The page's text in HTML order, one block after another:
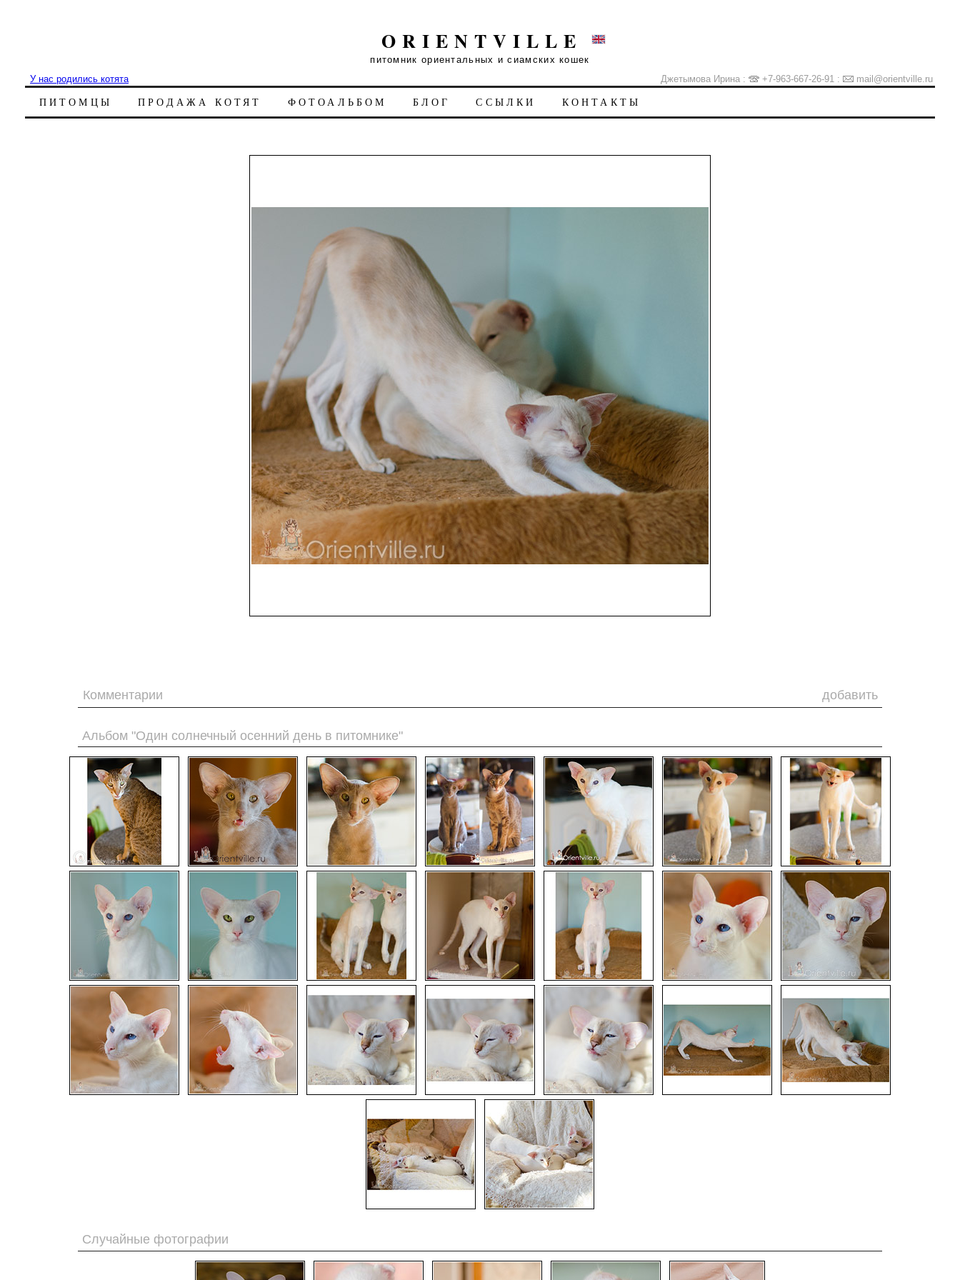
ORIENTVILLE
питомник ориентальных и сиамских кошек
У нас родились котята
Джетымова Ирина : +7-963-667-26-91 : mail@orientville.ru
ПИТОМЦЫ ПРОДАЖА КОТЯТ ФОТОАЛЬБОМ БЛОГ ССЫЛКИ КОНТАКТЫ
Комментарии добавить
Альбом "Один солнечный осенний день в питомнике"
Случайные фотографии